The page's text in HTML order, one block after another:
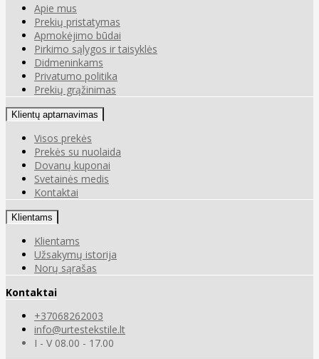
Apie mus
Prekių pristatymas
Apmokėjimo būdai
Pirkimo sąlygos ir taisyklės
Didmeninkams
Privatumo politika
Prekių grąžinimas
Klientų aptarnavimas
Visos prekės
Prekės su nuolaida
Dovanų kuponai
Svetainės medis
Kontaktai
Klientams
Klientams
Užsakymų istorija
Norų sąrašas
Kontaktai
+37068262003
info@urtestekstile.lt
I - V 08.00 - 17.00